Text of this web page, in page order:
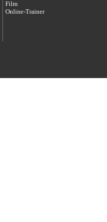
Film
Online-Trainer